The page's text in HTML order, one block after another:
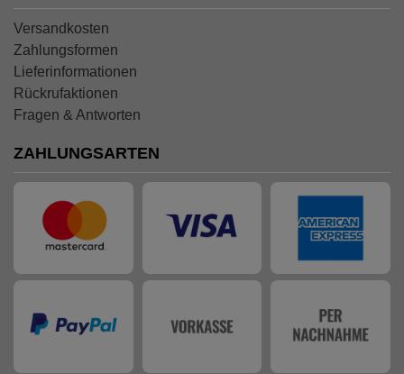
Versandkosten
Zahlungsformen
Lieferinformationen
Rückrufaktionen
Fragen & Antworten
ZAHLUNGSARTEN